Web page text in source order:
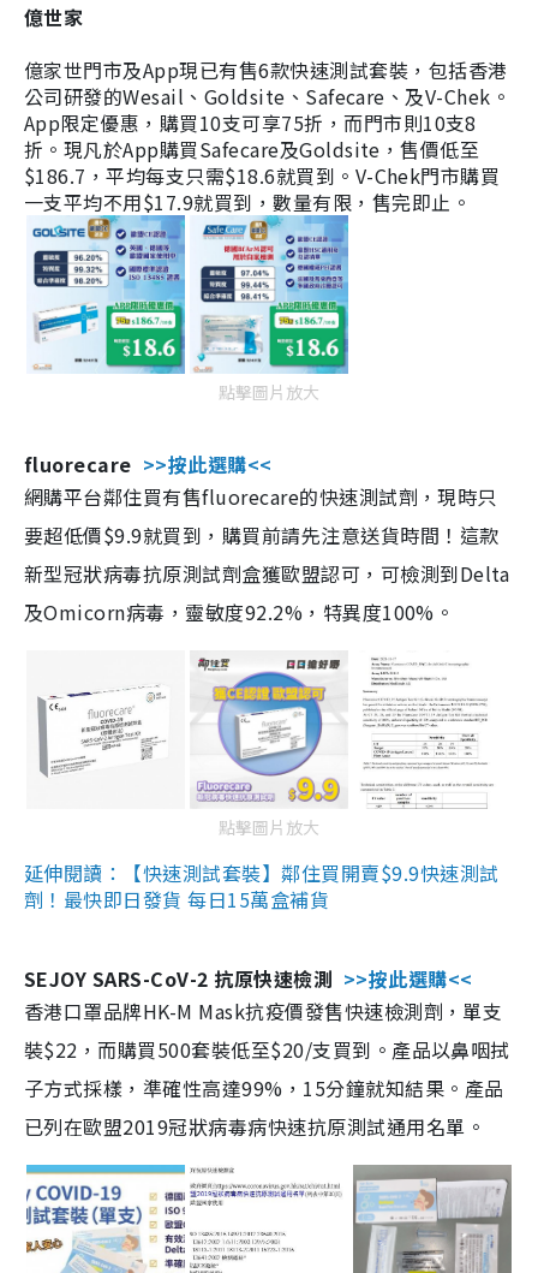
億世家
億家世門市及App現已有售6款快速測試套裝，包括香港
公司研發的Wesail、Goldsite、Safecare、及V-Chek。
App限定優惠，購買10支可享75折，而門市則10支8
折。現凡於App購買Safecare及Goldsite，售價低至
$186.7，平均每支只需$18.6就買到。V-Chek門市購買
一支平均不用$17.9就買到，數量有限，售完即止。
點擊圖片放大
fluorecare >>按此選購<<
網購平台鄰住買有售fluorecare的快速測試劑，現時只
要超低價$9.9就買到，購買前請先注意送貨時間！這款
新型冠狀病毒抗原測試劑盒獲歐盟認可，可檢測到Delta
及Omicorn病毒，靈敏度92.2%，特異度100%。
點擊圖片放大
延伸閱讀：【快速測試套裝】鄰住買開賣$9.9快速測試
劑！最快即日發貨 每日15萬盒補貨
SEJOY SARS-CoV-2 抗原快速檢測 >>按此選購<<
香港口罩品牌HK-M Mask抗疫價發售快速檢測劑，單支
裝$22，而購買500套裝低至$20/支買到。產品以鼻咽拭
子方式採樣，準確性高達99%，15分鐘就知結果。產品
已列在歐盟2019冠狀病毒病快速抗原測試通用名單。